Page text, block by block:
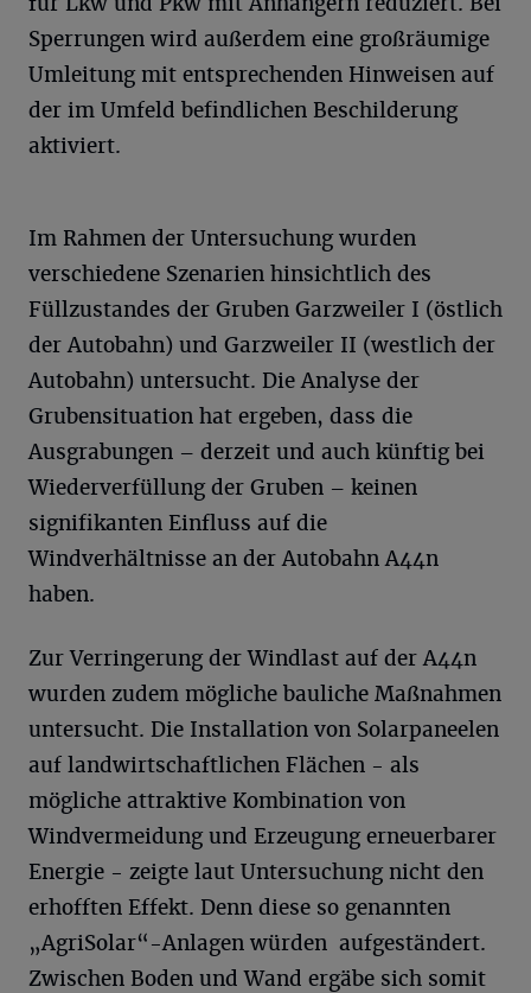
Sperrungen wird außerdem eine großräumige
Umleitung mit entsprechenden Hinweisen auf
der im Umfeld befindlichen Beschilderung
aktiviert.
Im Rahmen der Untersuchung wurden
verschiedene Szenarien hinsichtlich des
Füllzustandes der Gruben Garzweiler I (östlich
der Autobahn) und Garzweiler II (westlich der
Autobahn) untersucht. Die Analyse der
Grubensituation hat ergeben, dass die
Ausgrabungen – derzeit und auch künftig bei
Wiederverfüllung der Gruben – keinen
signifikanten Einfluss auf die
Windverhältnisse an der Autobahn A44n
haben.
Zur Verringerung der Windlast auf der A44n
wurden zudem mögliche bauliche Maßnahmen
untersucht. Die Installation von Solarpaneelen
auf landwirtschaftlichen Flächen - als
mögliche attraktive Kombination von
Windvermeidung und Erzeugung erneuerbarer
Energie - zeigte laut Untersuchung nicht den
erhofften Effekt. Denn diese so genannten
„AgriSolar“-Anlagen würden aufgeständert.
Zwischen Boden und Wand ergäbe sich somit